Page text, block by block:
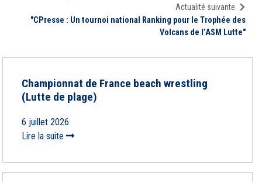
Actualité suivante
"CPresse : Un tournoi national Ranking pour le Trophée des
Volcans de l’ASM Lutte"
Championnat de France beach wrestling
(Lutte de plage)
6 juillet 2026
Lire la suite